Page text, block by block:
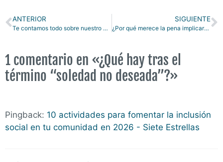
ANTERIOR
Te contamos todo sobre nuestro proyecto de atención socioeducativa en Carabanchel
SIGUIENTE
¿Por qué merece la pena implicarse en procesos de participación ciudadana?
1 comentario en «¿Qué hay tras el
término “soledad no deseada”?»
Pingback: 10 actividades para fomentar la inclusión
social en tu comunidad en 2026 - Siete Estrellas